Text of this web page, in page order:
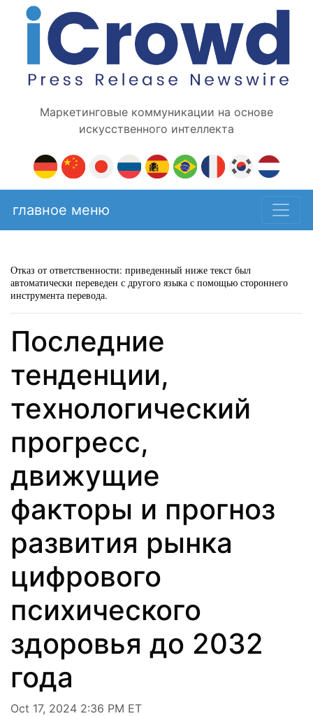
Маркетинговые коммуникации на основе
искусственного интеллекта
главное меню
Отказ от ответственности: приведенный ниже текст был
автоматически переведен с другого языка с помощью стороннего
инструмента перевода.
Последние
тенденции,
технологический
прогресс,
движущие
факторы и прогноз
развития рынка
цифрового
психического
здоровья до 2032
года
Oct 17, 2024 2:36 PM ET